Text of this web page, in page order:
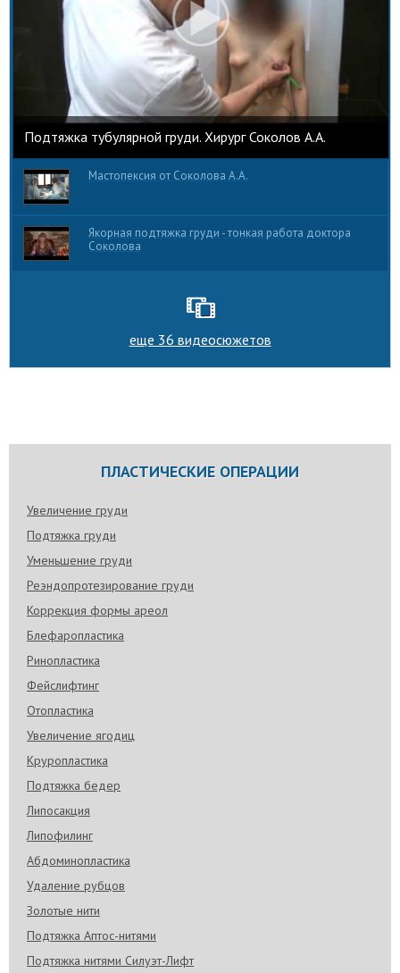
Подтяжка тубулярной груди. Хирург Соколов А.А.
Мастопексия от Соколова А.А.
Якорная подтяжка груди - тонкая работа доктора
Соколова
еще 36 видеосюжетов
ПЛАСТИЧЕСКИЕ ОПЕРАЦИИ
Увеличение груди
Подтяжка груди
Уменьшение груди
Реэндопротезирование груди
Коррекция формы ареол
Блефаропластика
Ринопластика
Фейслифтинг
Отопластика
Увеличение ягодиц
Круропластика
Подтяжка бедер
Липосакция
Липофилинг
Абдоминопластика
Удаление рубцов
Золотые нити
Подтяжка Аптос-нитями
Подтяжка нитями Силуэт-Лифт